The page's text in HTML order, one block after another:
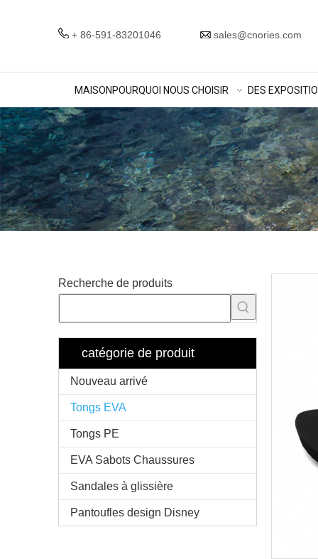
+ 86-591-83201046 sales@cnories.com
MAISON POURQUOI NOUS CHOISIR DES
Recherche de produits
catégorie de produit
Nouveau arrivé
Tongs EVA
Tongs PE
EVA Sabots Chaussures
Sandales à glissière
Pantoufles design Disney